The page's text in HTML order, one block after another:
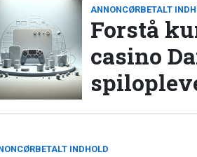
ANNONCØRBETALT
Forstå
casino
INDHOLD